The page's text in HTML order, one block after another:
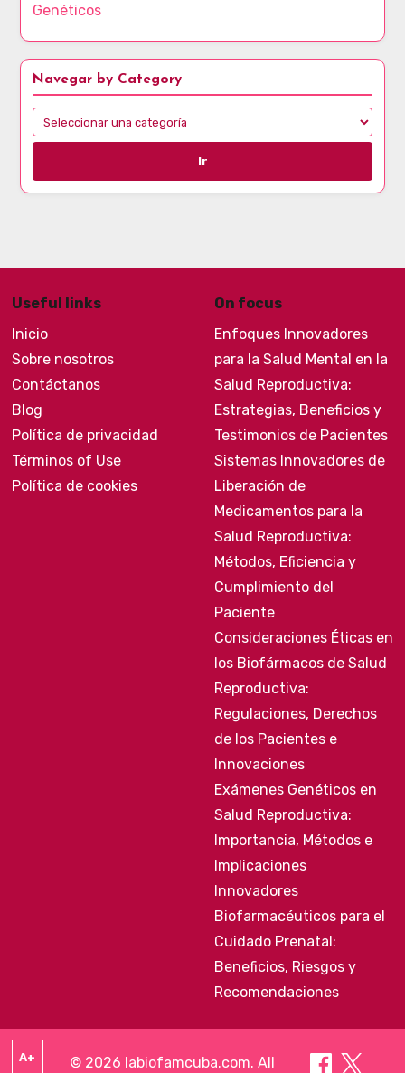
Genéticos
Navegar by Category
Ir
Useful links
Inicio
Sobre nosotros
Contáctanos
Blog
Política de privacidad
Términos of Use
Política de cookies
On focus
Enfoques Innovadores
para la Salud Mental en la
Salud Reproductiva:
Estrategias, Beneficios y
Testimonios de Pacientes
Sistemas Innovadores de
Liberación de
Medicamentos para la
Salud Reproductiva:
Métodos, Eficiencia y
Cumplimiento del
Paciente
Consideraciones Éticas en
los Biofármacos de Salud
Reproductiva:
Regulaciones, Derechos
de los Pacientes e
Innovaciones
Exámenes Genéticos en
Salud Reproductiva:
Importancia, Métodos e
Implicaciones
Innovadores
Biofarmacéuticos para el
Cuidado Prenatal:
Beneficios, Riesgos y
Recomendaciones
A+ © 2026 labiofamcuba.com. All